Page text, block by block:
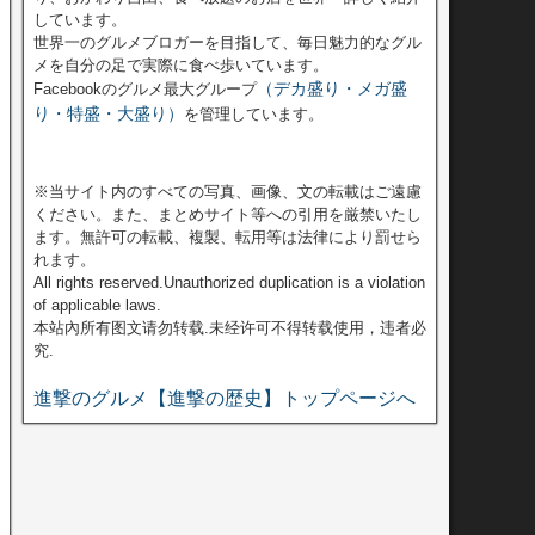
しています。
世界一のグルメブロガーを目指して、毎日魅力的なグル
メを自分の足で実際に食べ歩いています。
Facebookのグルメ最大グループ（デカ盛り・メガ盛
り・特盛・大盛り） を管理しています。
※当サイト内のすべての写真、画像、文の転載はご遠慮
ください。また、まとめサイト等への引用を厳禁いたし
ます。無許可の転載、複製、転用等は法律により罰せら
れます。
All rights reserved.Unauthorized duplication is a violation
of applicable laws.
本站內所有图文请勿转载.未经许可不得转载使用，违者必
究.
進撃のグルメ【進撃の歴史】トップページへ